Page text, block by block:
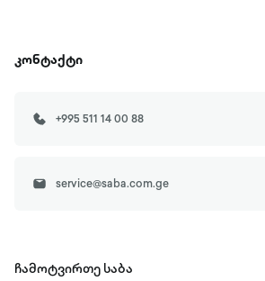
კონტაქტი
+995 511 14 00 88
service@saba.com.ge
ჩამოტვირთე საბა